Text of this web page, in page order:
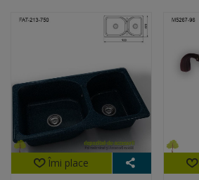
Îmi place